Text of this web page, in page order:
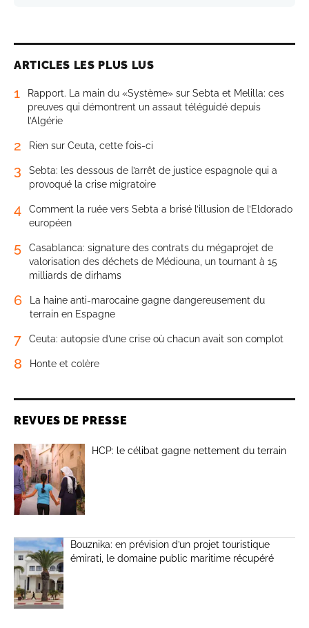
ARTICLES LES PLUS LUS
1
Rapport. La main du «Système» sur Sebta et Melilla: ces
preuves qui démontrent un assaut téléguidé depuis
l’Algérie
2 Rien sur Ceuta, cette fois-ci
3
Sebta: les dessous de l’arrêt de justice espagnole qui a
provoqué la crise migratoire
4
Comment la ruée vers Sebta a brisé l’illusion de l’Eldorado
européen
5
Casablanca: signature des contrats du mégaprojet de
valorisation des déchets de Médiouna, un tournant à 15
milliards de dirhams
6
La haine anti-marocaine gagne dangereusement du
terrain en Espagne
7 Ceuta: autopsie d’une crise où chacun avait son complot
8 Honte et colère
REVUES DE PRESSE
HCP: le célibat gagne nettement du terrain
Bouznika: en prévision d’un projet touristique
émirati, le domaine public maritime récupéré